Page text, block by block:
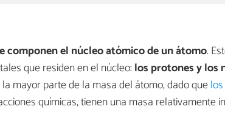
componen el núcleo atómico de un átomo.
que residen en el núcleo:los protones y los
mayor parte de la masa del átomo, dado que
químicas, tienen una masa relativamente